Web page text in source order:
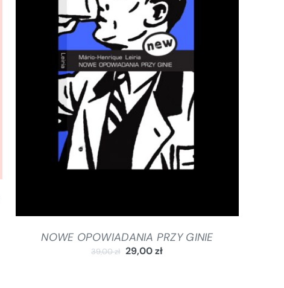
DODAJ DO KOSZYKA / SZCZEGÓŁY
NOWE OPOWIADANIA PRZY GINIE
39,00zł 29,00zł